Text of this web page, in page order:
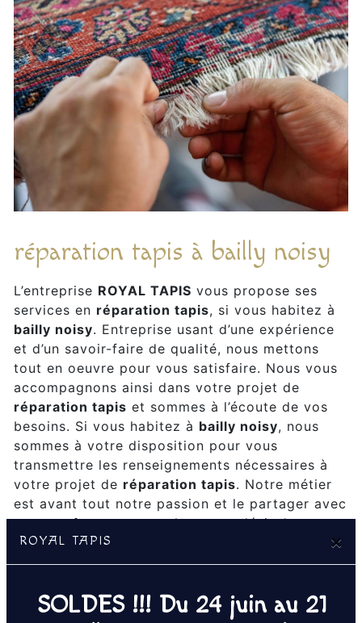
ROYAL TAPIS ×
SOLDES !!! Du 24 juin au 21
réparation tapis à bailly noisy
L’entreprise ROYAL TAPIS vous propose ses
services en réparation tapis, si vous habitez à
bailly noisy. Entreprise usant d’une expérience
et d’un savoir-faire de qualité, nous mettons
tout en oeuvre pour vous satisfaire. Nous vous
accompagnons ainsi dans votre projet de
réparation tapis et sommes à l’écoute de vos
besoins. Si vous habitez à bailly noisy, nous
sommes à votre disposition pour vous
transmettre les renseignements nécessaires à
votre projet de réparation tapis. Notre métier
est avant tout notre passion et le partager avec
vous renforce encore plus notre désir de
réussir. Toute notre équipe est qualifiée et
travaille avec propreté et rigueur.
EN SAVOIR PLUS